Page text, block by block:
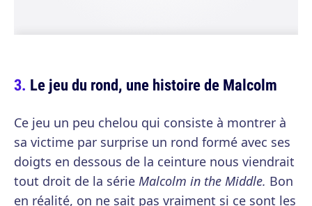
Le jeu du rond, une histoire de Malcolm
Ce jeu un peu chelou qui consiste à montrer à
sa victime par surprise un rond formé avec ses
doigts en dessous de la ceinture nous viendrait
tout droit de la série Malcolm in the Middle. Bon
en réalité, on ne sait pas vraiment si ce sont les